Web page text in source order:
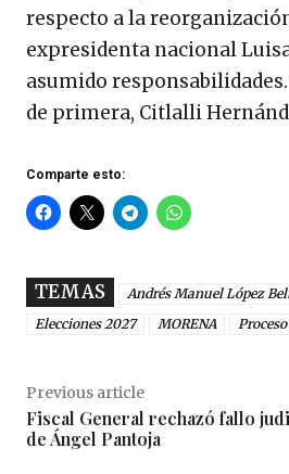
respecto a la
expresidenta nacional
asumido
de primera, Citlalli
Comparte esto:
TEMAS Andrés Manuel López
Elecciones 2027
MORENA
Previous article
Fiscal General rechazó fallo
de Ángel Pantoja